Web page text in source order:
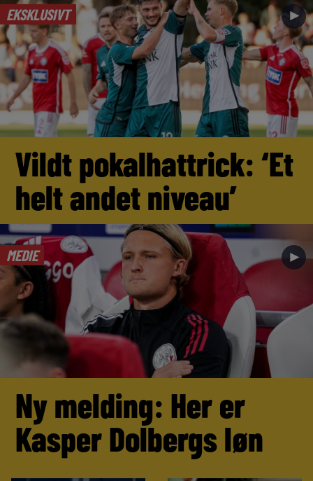
EKSKLUSIVT ►
Vildt pokalhattrick: ‘Et
helt andet niveau’
MEDIE ►
Ny melding: Her er
Kasper Dolbergs løn